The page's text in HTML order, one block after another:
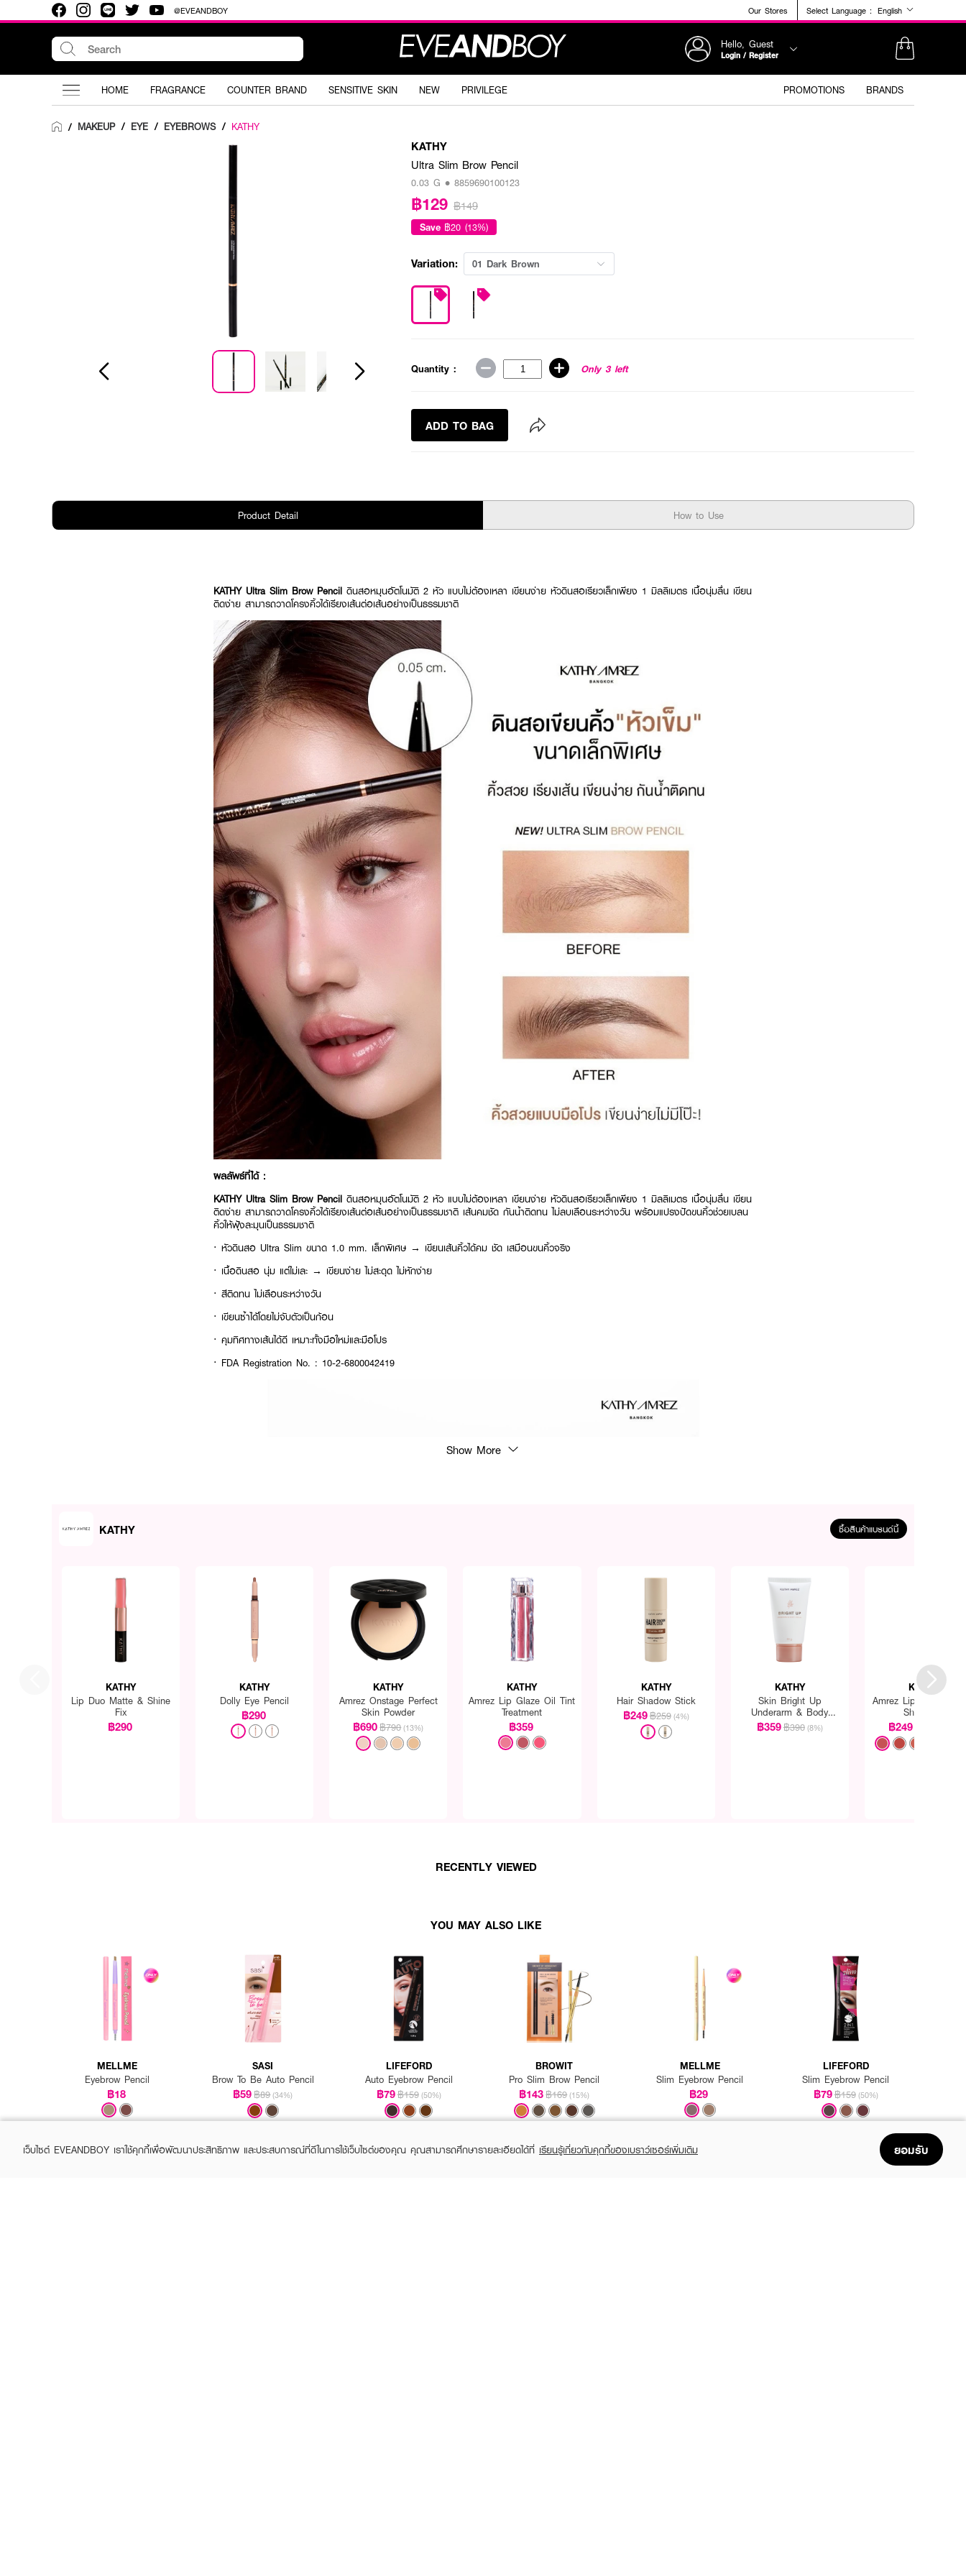
@EVEANDBOY Our Stores Select Language : English
Hello, Guest
Login / Register
HOME FRAGRANCE COUNTER BRAND SENSITIVE SKIN NEW PRIVILEGE PROMOTIONS BRANDS
/ MAKEUP / EYE / EYEBROWS / KATHY
KATHY
Ultra Slim Brow Pencil
0.03 G • 8859690100123
฿129 ฿149
Save ฿20 (13%)
Variation: 01 Dark Brown
Quantity : Only 3 left
ADD TO BAG
Product Detail How to Use
KATHY Ultra Slim Brow Pencil ดินสอหมุนอัตโนมัติ 2 หัว แบบไม่ต้องเหลา เขียนง่าย หัวดินสอเรียวเล็กเพียง 1 มิลลิเมตร เนื้อนุ่มลื่น เขียน
ติดง่าย สามารถวาดโครงคิ้วได้เรียงเส้นต่อเส้นอย่างเป็นธรรมชาติ
ผลลัพธ์ที่ได้ :
KATHY Ultra Slim Brow Pencil ดินสอหมุนอัตโนมัติ 2 หัว แบบไม่ต้องเหลา เขียนง่าย หัวดินสอเรียวเล็กเพียง 1 มิลลิเมตร เนื้อนุ่มลื่น เขียน
ติดง่าย สามารถวาดโครงคิ้วได้เรียงเส้นต่อเส้นอย่างเป็นธรรมชาติ เส้นคมชัด กันน้ำติดทน ไม่ลบเลือนระหว่างวัน พร้อมแปรงปัดขนคิ้วช่วยเบลน
คิ้วให้ฟุ้งละมุนเป็นธรรมชาติ
· หัวดินสอ Ultra Slim ขนาด 1.0 mm. เล็กพิเศษ → เขียนเส้นคิ้วได้คม ชัด เสมือนขนคิ้วจริง
· เนื้อดินสอ นุ่ม แต่ไม่เละ → เขียนง่าย ไม่สะดุด ไม่หักง่าย
· สีติดทน ไม่เลือนระหว่างวัน
· เขียนซ้ำได้โดยไม่จับตัวเป็นก้อน
· คุมทิศทางเส้นได้ดี เหมาะทั้งมือใหม่และมือโปร
· FDA Registration No. : 10-2-6800042419
ทาครีมทั่วใบหน้า เช้า-ก่อนนอน เป็นประจำทุกวัน
Show More
KATHY ซื้อสินค้าแบรนด์นี้
KATHY
Lip Duo Matte & Shine
Fix
฿290
KATHY
Dolly Eye Pencil
฿290
KATHY
Amrez Onstage Perfect
Skin Powder
฿690฿790 (13%)
KATHY
Amrez Lip Glaze Oil Tint
Treatment
฿359
KATHY
Hair Shadow Stick
฿249฿259 (4%)
KATHY
Skin Bright Up
Underarm & Body
Cream
฿359฿390 (8%)
KATHY
Amrez Lip Duo
Shine Fix
฿249
RECENTLY VIEWED
YOU MAY ALSO LIKE
MELLME
Eyebrow Pencil
฿18
SASI
Brow To Be Auto Pencil
฿59฿89 (34%)
LIFEFORD
Auto Eyebrow Pencil
฿79฿159 (50%)
BROWIT
Pro Slim Brow Pencil
฿143฿169 (15%)
MELLME
Slim Eyebrow Pencil
฿29
LIFEFORD
Slim Eyebrow Pencil
฿79฿159 (50%)
เว็บไซต์ EVEANDBOY เราใช้คุกกี้เพื่อพัฒนาประสิทธิภาพ และประสบการณ์ที่ดีในการใช้เว็บไซต์ของคุณ คุณสามารถศึกษารายละเอียดได้ที่ เรียนรู้เกี่ยวกับคุกกี้ของเบราว์เซอร์เพิ่มเติม ยอมรับ